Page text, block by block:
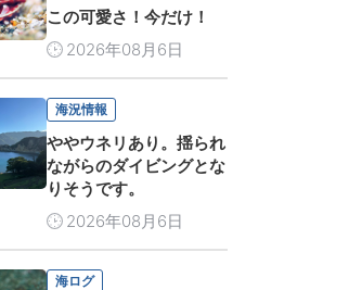
この可愛さ！今だけ！
2026年08月6日
海況情報
ややウネリあり。揺られ
ながらのダイビングとな
りそうです。
2026年08月6日
海ログ